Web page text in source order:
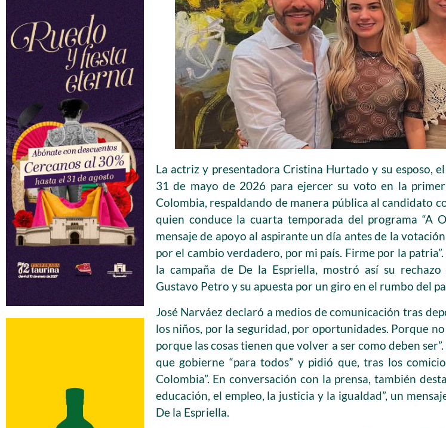
La actriz y presentadora Cristina Hurtado y su esposo,
31 de mayo de 2026 para ejercer su voto en la
Colombia, respaldando de manera pública al candidato
quien conduce la cuarta temporada del programa “A
mensaje de apoyo al aspirante un día antes de la
por el cambio verdadero, por mi país. Firme por la
la campaña de De la Espriella, mostró así su
Gustavo Petro y su apuesta por un giro en el rumbo del
José Narváez declaró a medios de comunicación tras
los niños, por la seguridad, por oportunidades. Porque
porque las cosas tienen que volver a ser como deben
que gobierne “para todos” y pidió que, tras los
Colombia”. En conversación con la prensa, también
educación, el empleo, la justicia y la igualdad”, un
De la Espriella.